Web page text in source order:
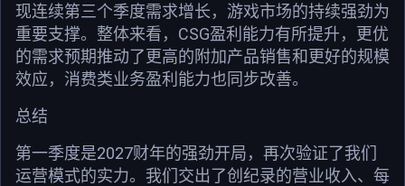
现连续第三个季度需求增长，游戏市场的持续强劲为
重要支撑。整体来看，CSG盈利能力有所提升，更优
的需求预期推动了更高的附加产品销售和更好的规模
效应，消费类业务盈利能力也同步改善。
总结
第一季度是2027财年的强劲开局，再次验证了我们
运营模式的实力。我们交出了创纪录的营业收入、每